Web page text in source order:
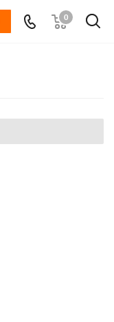
0